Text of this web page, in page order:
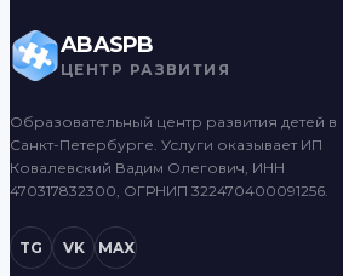
ABASPB
ЦЕНТР РАЗВИТИЯ
Образовательный центр развития детей в
Санкт-Петербурге. Услуги оказывает ИП
Ковалевский Вадим Олегович, ИНН
470317832300, ОГРНИП 322470400091256.
TG VK MAX